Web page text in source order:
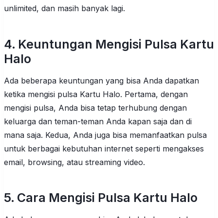
unlimited, dan masih banyak lagi.
4. Keuntungan Mengisi Pulsa Kartu
Halo
Ada beberapa keuntungan yang bisa Anda dapatkan
ketika mengisi pulsa Kartu Halo. Pertama, dengan
mengisi pulsa, Anda bisa tetap terhubung dengan
keluarga dan teman-teman Anda kapan saja dan di
mana saja. Kedua, Anda juga bisa memanfaatkan pulsa
untuk berbagai kebutuhan internet seperti mengakses
email, browsing, atau streaming video.
5. Cara Mengisi Pulsa Kartu Halo